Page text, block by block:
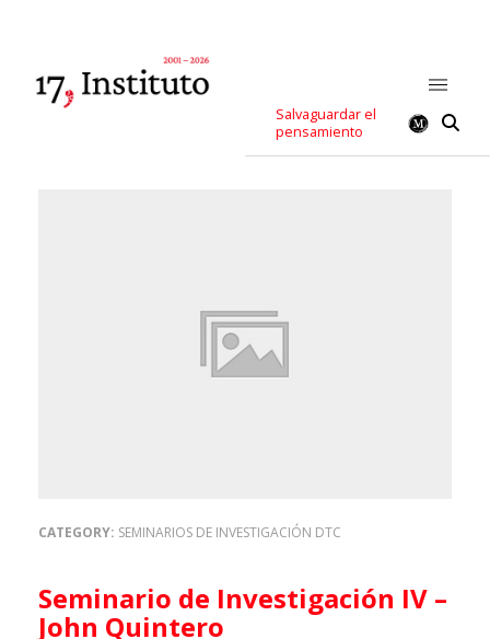
Salvaguardar el
pensamiento
CATEGORY: SEMINARIOS DE INVESTIGACIÓN DTC
Seminario de Investigación IV –
John Quintero